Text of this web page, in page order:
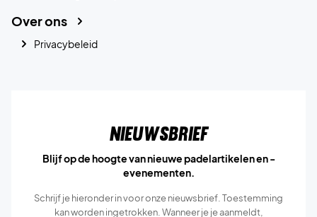
Over ons
Privacybeleid
Nieuwsbrief
Blijf op de hoogte van nieuwe padelartikelen en -
evenementen.
Schrijf je hieronder in voor onze nieuwsbrief. Toestemming
kan worden ingetrokken. Wanneer je je aanmeldt,